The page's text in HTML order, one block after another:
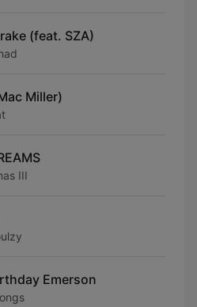
(feat. SZA)
Miller)
III
Emerson